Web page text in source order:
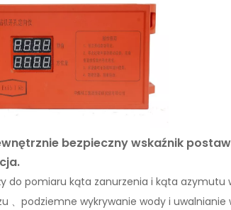
bezpieczny wskaźnik
do pomiaru kąta zanurzenia i kąta
、 podziemne wykrywanie wody i uwalnianie